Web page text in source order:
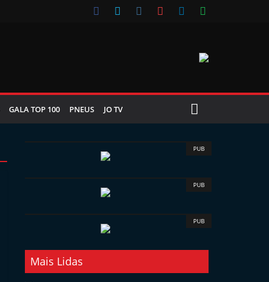
GALA TOP 100 PNEUS JO TV
PUB
PUB
PUB
Mais Lidas